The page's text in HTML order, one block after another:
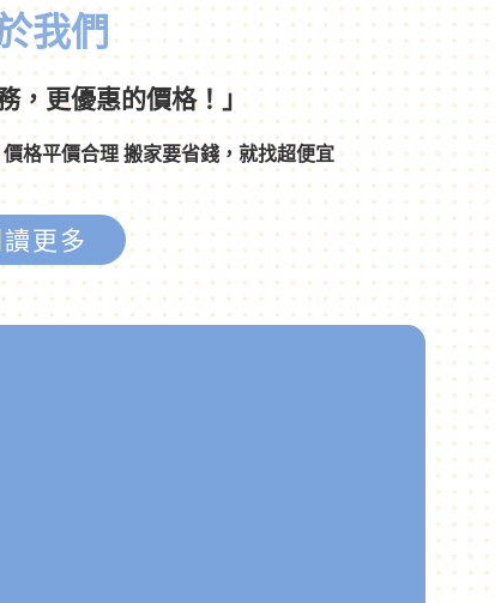
我們
，更優惠的價格！」
格平價合理 搬家要省錢，就找超便宜
更多